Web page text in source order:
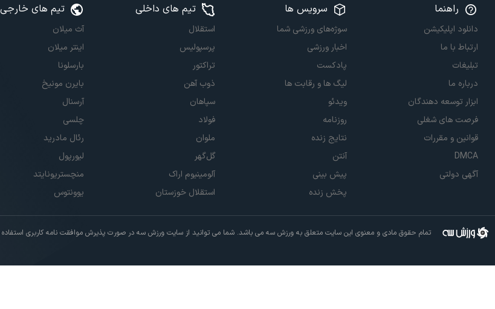
راهنما
دانلود اپلیکیشن
ارتباط با ما
تبلیغات
درباره ما
ابزار توسعه دهندگان
فرصت های شغلی
قوانین و مقررات
DMCA
آگهی دولتی
سرویس ها
سوژه‌های ورزشی شما
اخبار ورزشی
پادکست
لیگ ها و رقابت ها
ویدئو
روزنامه
نتایج زنده
آنتن
پیش بینی
پخش زنده
تیم های داخلی
استقلال
پرسپولیس
تراکتور
ذوب آهن
سپاهان
فولاد
ملوان
گل‌گهر
آلومینیوم اراک
استقلال خوزستان
تیم های خارجی
آث میلان
اینتر میلان
بارسلونا
بایرن مونیخ
آرسنال
چلسی
رئال مادرید
لیورپول
منچستریونایتد
یوونتوس
تمام حقوق مادی و معنوی این سایت متعلق به ورزش سه می باشد. شما می توانید از سایت ورزش سه در صورت پذیرش موافقت نامه کاربری استفاده